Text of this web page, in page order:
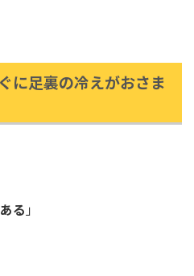
に足裏の冷えがおさま
る 」